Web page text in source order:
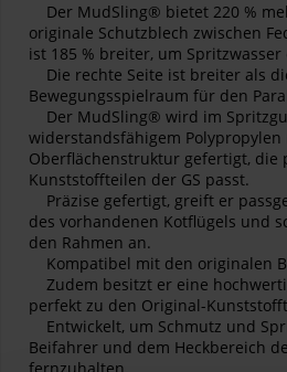
Der MudSling® bietet 220 %
originale Schutzblech zwischen
ist 185 % breiter, um
Die rechte Seite ist breiter als
Bewegungsspielraum für den
Der MudSling® wird im
widerstandsfähigem
Oberflächenstruktur gefertigt, die
Kunststoffteilen der GS passt.
Präzise gefertigt, greift er
des vorhandenen Kotflügels und
den Rahmen an.
Kompatibel mit den originalen
Zudem besitzt er eine
perfekt zu den Original-
Entwickelt, um Schmutz und
Beifahrer und dem Heckbereich